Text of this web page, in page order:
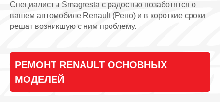
Специалисты Smagresta с радостью позаботятся о
вашем автомобиле Renault (Рено) и в короткие сроки
решат возникшую с ним проблему.
РЕМОНТ RENAULT ОСНОВНЫХ
МОДЕЛЕЙ